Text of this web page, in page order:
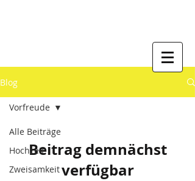
Blog
Alle Beiträge
Hochzeit
Zweisamkeit
Vorfreude
Beitrag demnächst
verfügbar